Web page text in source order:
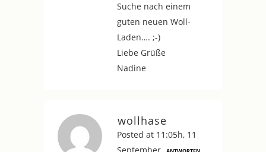
Suche nach einem
guten neuen Woll-
Laden…. ;-)
Liebe Grüße
Nadine
wollhase
Posted at 11:05h, 11